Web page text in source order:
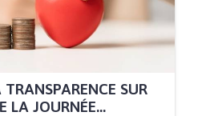
SUR
LA JOURNÉE...